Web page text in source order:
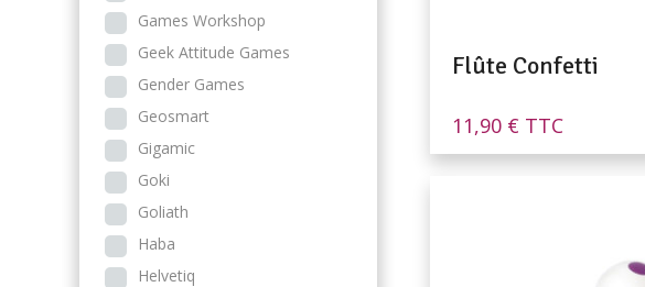
Flûte Confetti
11,90 € TTC
Games Workshop
Geek Attitude Games
Gender Games
Geosmart
Gigamic
Goki
Goliath
Haba
Helvetiq